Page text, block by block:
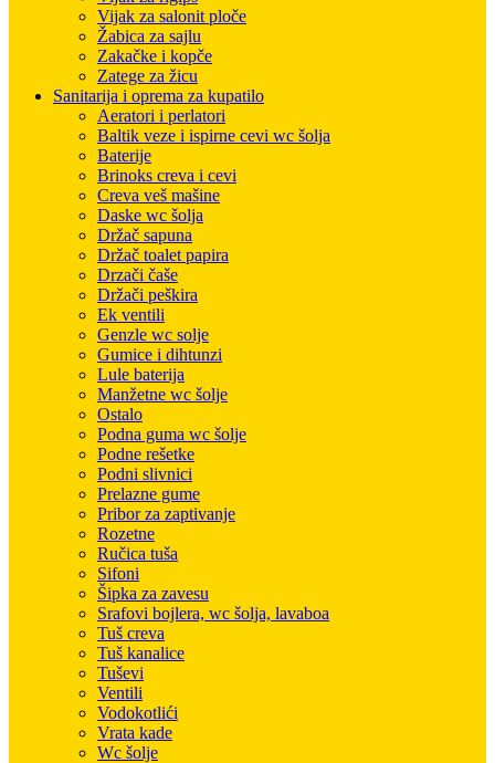
Vijak za salonit ploče
Žabica za sajlu
Zakačke i kopče
Zatege za žicu
Sanitarija i oprema za kupatilo
Aeratori i perlatori
Baltik veze i ispirne cevi wc šolja
Baterije
Brinoks creva i cevi
Creva veš mašine
Daske wc šolja
Držač sapuna
Držač toalet papira
Drzači čaše
Držači peškira
Ek ventili
Genzle wc solje
Gumice i dihtunzi
Lule baterija
Manžetne wc šolje
Ostalo
Podna guma wc šolje
Podne rešetke
Podni slivnici
Prelazne gume
Pribor za zaptivanje
Rozetne
Ručica tuša
Sifoni
Šipka za zavesu
Srafovi bojlera, wc šolja, lavaboa
Tuš creva
Tuš kanalice
Tuševi
Ventili
Vodokotlići
Vrata kade
Wc šolje